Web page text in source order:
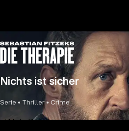
Nichts ist sicher
Serie • Thriller • Crime
Mehr Details